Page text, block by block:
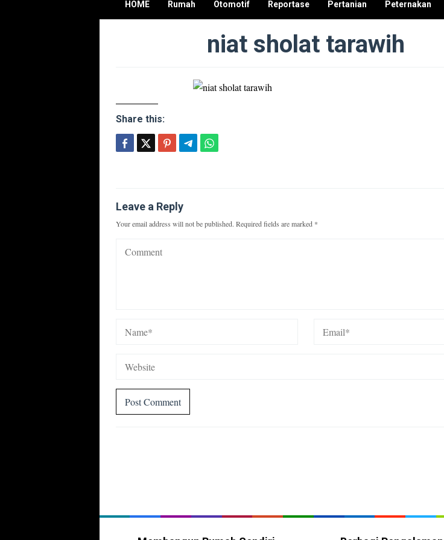
HOME Rumah Otomotif Reportase Pertanian Peternakan
niat sholat tarawih
Share this:
Leave a Reply
Your email address will not be published. Required fields are marked *